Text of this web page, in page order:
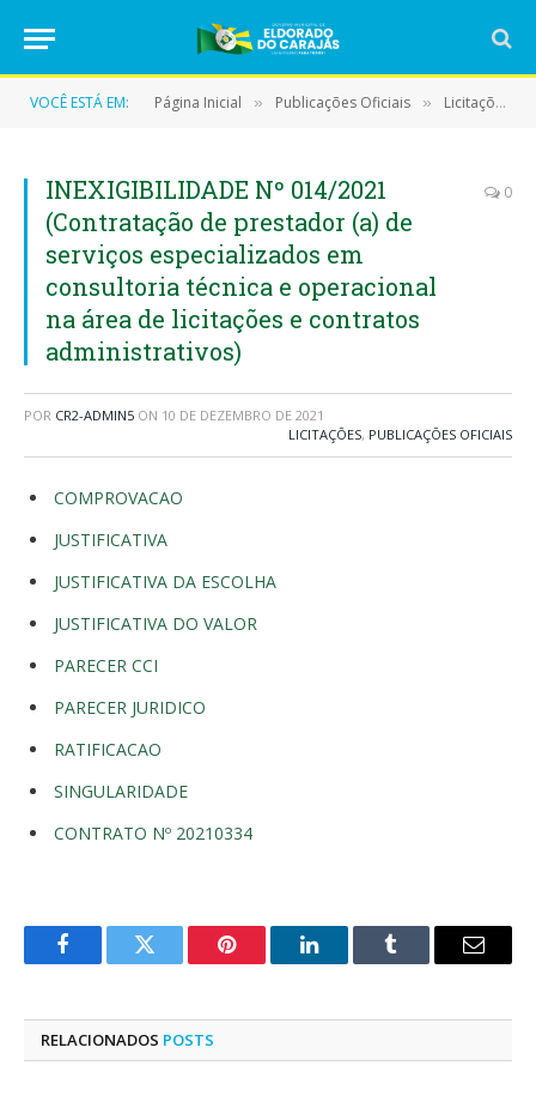
VOCÊ ESTÁ EM: Página Inicial » Publicações Oficiais » Licitações
INEXIGIBILIDADE Nº 014/2021
(Contratação de prestador (a) de
serviços especializados em
consultoria técnica e operacional
na área de licitações e contratos
administrativos)
0
POR CR2-ADMIN5 ON 10 DE DEZEMBRO DE 2021
LICITAÇÕES, PUBLICAÇÕES OFICIAIS
COMPROVACAO
JUSTIFICATIVA
JUSTIFICATIVA DA ESCOLHA
JUSTIFICATIVA DO VALOR
PARECER CCI
PARECER JURIDICO
RATIFICACAO
SINGULARIDADE
CONTRATO Nº 20210334
FacebookTwitter Pinterest LinkedInTumblr
E-
RELACIONADOS POSTS